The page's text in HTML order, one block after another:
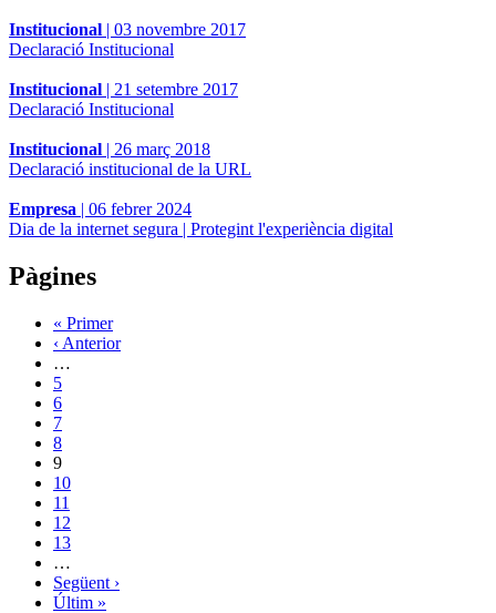
Institucional | 03 novembre 2017
Declaració Institucional
Institucional | 21 setembre 2017
Declaració Institucional
Institucional | 26 març 2018
Declaració institucional de la URL
Empresa | 06 febrer 2024
Dia de la internet segura | Protegint l'experiència digital
Pàgines
« Primer
‹ Anterior
…
5
6
7
8
9
10
11
12
13
…
Següent ›
Últim »